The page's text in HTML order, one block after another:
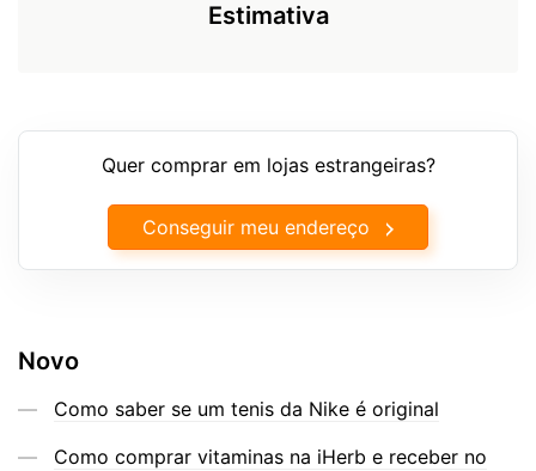
Estimativa
Quer comprar em lojas estrangeiras?
Conseguir meu endereço
Novo
Como saber se um tenis da Nike é original
Como comprar vitaminas na iHerb e receber no